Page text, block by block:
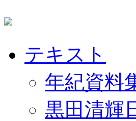
テキスト
年紀資料
黒田清輝